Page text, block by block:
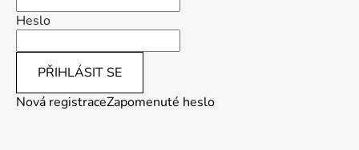
Heslo
PŘIHLÁSIT SE
Nová registraceZapomenuté heslo